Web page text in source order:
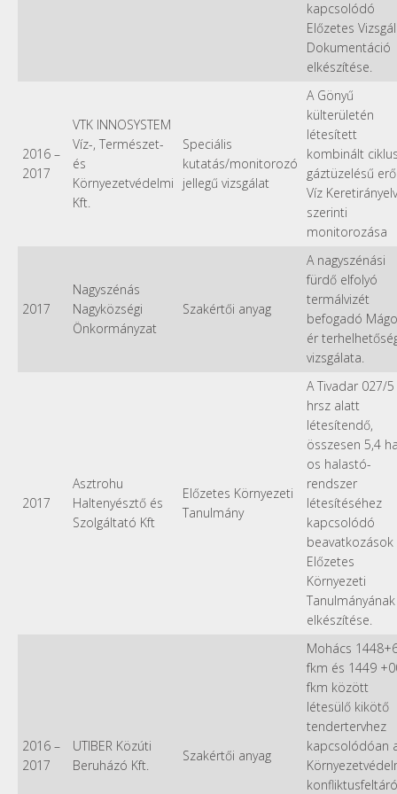
kapcsolódó
Előzetes
Dokumentáció
elkészítése.
2016 –
2017
VTK INNOSYSTEM
Víz-, Természet-
és
Környezetvédelmi
Kft.
Speciális
kutatás/monitorozó
jellegű vizsgálat
A Gönyű
külterületén
létesített
kombinált
gáztüzelésű
Víz Keretirányelv
szerinti
monitorozása
2017
Nagyszénás
Nagyközségi
Önkormányzat
Szakértői anyag
A nagyszénási
fürdő elfolyó
termálvizét
befogadó
ér
vizsgálata.
2017
Asztrohu
Haltenyésztő és
Szolgáltató Kft
Előzetes Környezeti
Tanulmány
A Tivadar 027/5
hrsz alatt
létesítendő,
összesen 5,4
os halastó-
rendszer
létesítéséhez
kapcsolódó
beavatkozások
Előzetes
Környezeti
Tanulmányának
elkészítése.
2016 –
2017
UTIBER Közúti
Beruházó Kft.
Szakértői anyag
Mohács
fkm és 1449
fkm között
létesülő kikötő
tendertervhez
kapcsolódóan
konfliktusfeltáró